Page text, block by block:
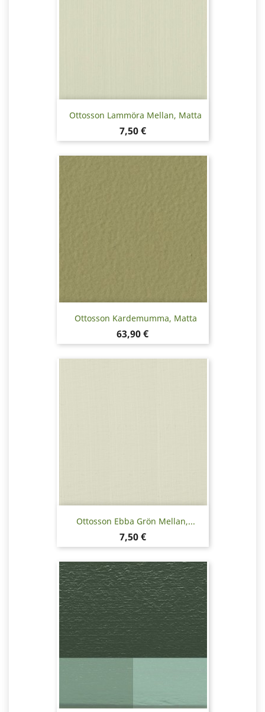
Ottosson Lammöra Mellan, Matta
Hinta
7,50 €
Ottosson Kardemumma, Matta
Hinta
63,90 €
Ottosson Ebba Grön Mellan,...
Hinta
7,50 €